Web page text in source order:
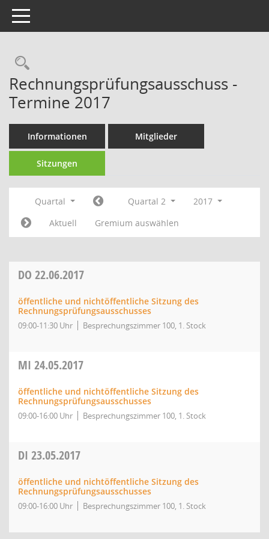
Toggle navigation
Rechercheauswahl
Rechnungsprüfungsausschuss -
Termine 2017
Informationen Mitglieder
Sitzungen
Quartal Quartal 2
2017
Aktuell
Gremium auswählen
DO 22.06.2017
öffentliche und nichtöffentliche Sitzung des
Rechnungsprüfungsausschusses
09:00-11:30 Uhr Besprechungszimmer 100, 1. Stock
MI 24.05.2017
öffentliche und nichtöffentliche Sitzung des
Rechnungsprüfungsausschusses
09:00-16:00 Uhr Besprechungszimmer 100, 1. Stock
DI 23.05.2017
öffentliche und nichtöffentliche Sitzung des
Rechnungsprüfungsausschusses
09:00-16:00 Uhr Besprechungszimmer 100, 1. Stock